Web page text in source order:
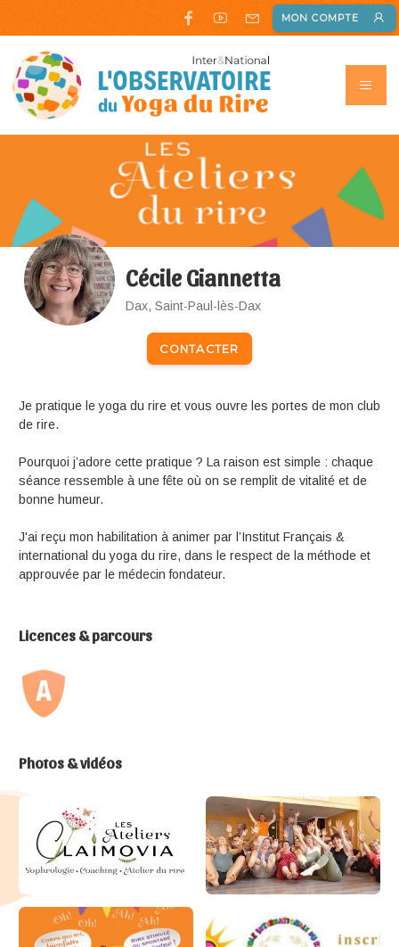
MON COMPTE
Cécile Giannetta
Dax, Saint-Paul-lès-Dax
CONTACTER
Je pratique le yoga du rire et vous ouvre les portes de mon club
de rire.
Pourquoi j’adore cette pratique ? La raison est simple : chaque
séance ressemble à une fête où on se remplit de vitalité et de
bonne humeur.
J'ai reçu mon habilitation à animer par l’Institut Français &
international du yoga du rire, dans le respect de la méthode et
approuvée par le médecin fondateur.
Licences & parcours
Photos & vidéos